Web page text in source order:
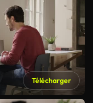
Télécharger